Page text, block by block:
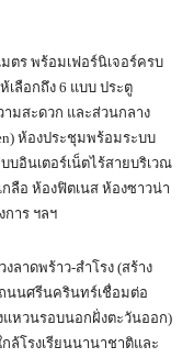
มตร พร้อมเฟอร์นิเจอร์ครบ
เลือกถึง 6 แบบ ประตู
มสะดวก และส่วนกลาง
ห้องประชุมพร้อมระบบ
บอินเตอร์เน็ตไร้สายบริเวณ
ลือ ห้องฟิตเนส ห้องซาวน่า
การ ฯลฯ
ลาดพร้าว-สำโรง (สร้าง
ถนนศรีนครินทร์เชื่อมต่อ
หวนรอบนอกฝั่งตะวันออก)
ล้โรงเรียนนานาชาติและ